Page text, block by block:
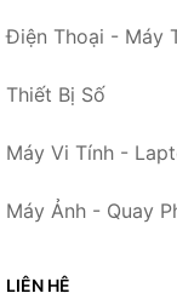
Điện Thoại - Máy
Thiết Bị Số
Máy Vi Tính -
Máy Ảnh - Quay
LIÊN HỆ